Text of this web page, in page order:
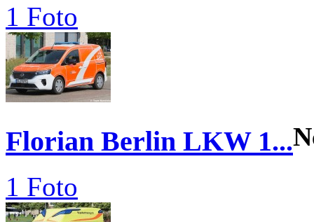
1 Foto
Florian Berlin LKW 1...
1 Foto